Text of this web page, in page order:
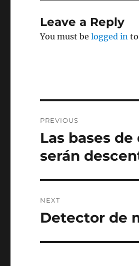
Leave a Reply
You must belogged in
navigation
PREVIOUS
Previous
Las bases
serán
NEXT
Next
Detector de